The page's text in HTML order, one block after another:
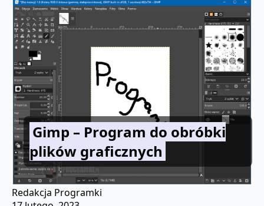
Gimp – Program do obróbki
plików graficznych
Redakcja Programki